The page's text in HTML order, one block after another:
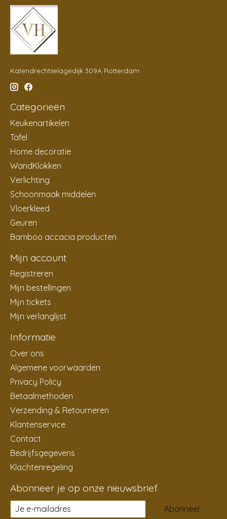
Katendrechtselagedijk 309A Rotterdam
Categorieën
Keukenartikelen
Tafel
Home decoratie
WandKlokken
Verlichting
Schoonmaak middelen
Vloerkleed
Geuren
Bamboo accacia producten
Mijn account
Registreren
Mijn bestellingen
Mijn tickets
Mijn verlanglijst
Informatie
Over ons
Algemene voorwaarden
Privacy Policy
Betaalmethoden
Verzending & Retourneren
Klantenservice
Contact
Bedrijfsgegevens
Klachtenregeling
Abonneer je op onze nieuwsbrief
Abonneer